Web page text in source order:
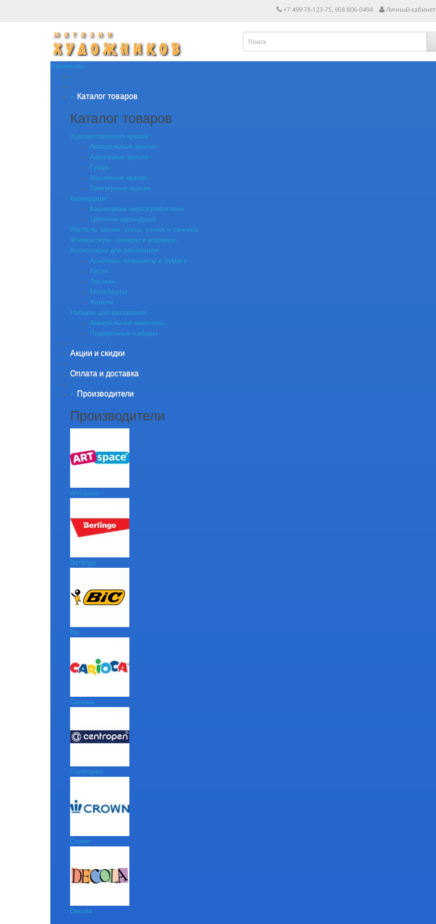
+7 499 78-123-75, 958 806-0494 Личный кабинет
Параметры
+- Каталог товаров
Каталог товаров
Художественные краски
Акварельные краски
Акриловые краски
Гуашь
Масляные краски
Темперные краски
Карандаши
Карандаши чернографитные
Цветные карандаши
Пастель, мелки, уголь, сепия и сангина
Фломастеры, линеры и маркеры
Аксессуары для рисования
Альбомы, планшеты и бумага
Кисти
Ластики
Мольберты
Холсты
Наборы для рисования
Акварельная живопись
Подарочные наборы
Акции и скидки
Оплата и доставка
+- Производители
Производители
ArtSpace
Berlingo
Bic
Carioca
Centropen
Crown
Decola